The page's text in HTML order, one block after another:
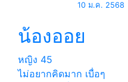
10 ม.ค. 2568
น้องออย
หญิง 45
ไม่อยากคิดมาก เบื่อๆ